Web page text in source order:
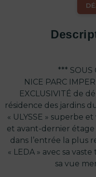
*** SOUS
NICE PARC
EXCLUSIVITÉ de
résidence des jardins
« ULYSSE » superbe
et avant-dernier étage
dans l’entrée la plus
« LEDA » avec sa
sa vue